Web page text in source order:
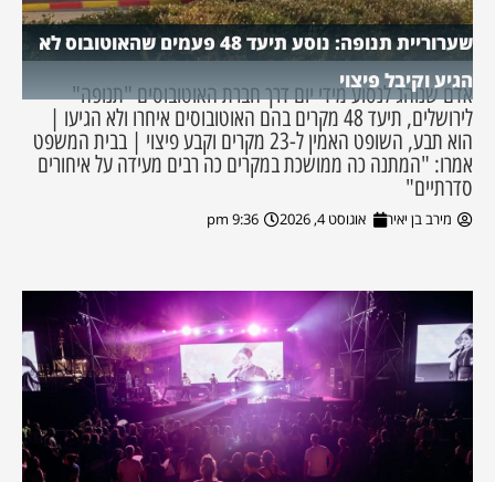
שערוריית תנופה: נוסע תיעד 48 פעמים שהאוטובוס לא
הגיע וקיבל פיצוי
אדם שנוהג לנסוע מידי יום דרך חברת האוטובוסים "תנופה"
לירושלים, תיעד 48 מקרים בהם האוטובוסים איחרו ולא הגיעו |
הוא תבע, השופט האמין ל-23 מקרים וקבע פיצוי | בבית המשפט
אמרו: "המתנה כה ממושכת במקרים כה רבים מעידה על איחורים
סדרתיים"
מירב בן יאיר אוגוסט 4, 2026 9:36 pm